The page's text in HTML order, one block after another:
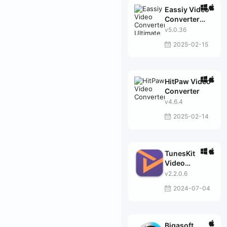
Eassiy Video
Converter
Ultimate
v5.0.36
2025-02-15
HitPaw Video
Converter
v4.6.4
2025-02-14
TunesKit
Video
Converter
v2.2.0.6
2024-07-04
Bigasoft